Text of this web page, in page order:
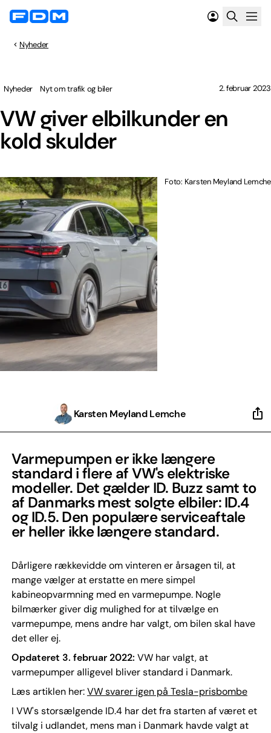
Nyheder
VW giver elbilkunder en
kold skulder
Nyheder Nyt om trafik og biler 2. februar 2023
Foto: Karsten Meyland Lemche
Karsten Meyland Lemche
Varmepumpen er ikke længere
standard i flere af VW's elektriske
modeller. Det gælder ID. Buzz samt to
af Danmarks mest solgte elbiler: ID.4
og ID.5. Den populære serviceaftale
er heller ikke længere standard.
Dårligere rækkevidde om vinteren er årsagen til, at
mange vælger at erstatte en mere simpel
kabineopvarmning med en varmepumpe. Nogle
bilmærker giver dig mulighed for at tilvælge en
varmepumpe, mens andre har valgt, om bilen skal have
det eller ej.
Opdateret 3. februar 2022: VW har valgt, at
varmepumper alligevel bliver standard i Danmark.
Læs artiklen her:VW svarer igen på Tesla-prisbombe
I VW's storsælgende ID.4 har det fra starten af været et
tilvalg i udlandet, mens man i Danmark havde valgt at